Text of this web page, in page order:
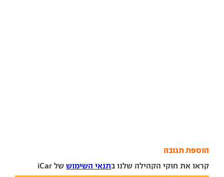
הוספת תגובה
קראו את חוקי הקהילה שלנו בתנאי השימוש של iCar